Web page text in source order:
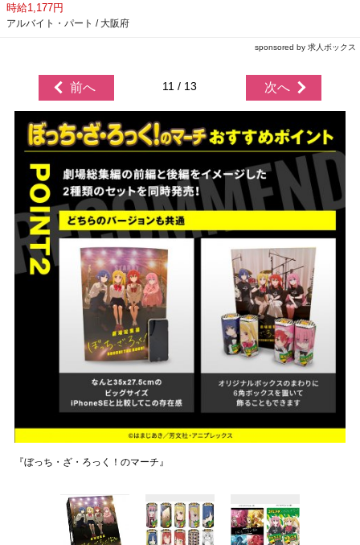
時給1,177円
アルバイト・パート / 大阪府
sponsored by 求人ボックス
前へ 11 / 13 次へ
『ぼっち・ざ・ろっく！のマーチ』